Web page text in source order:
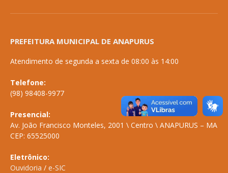
PREFEITURA MUNICIPAL DE ANAPURUS
Atendimento de segunda a sexta de 08:00 às 14:00
Telefone:
(98) 98408-9977
Presencial:
Av. João Francisco Monteles, 2001 \ Centro \ ANAPURUS – MA
CEP: 65525000
Eletrônico:
Ouvidoria / e-SIC